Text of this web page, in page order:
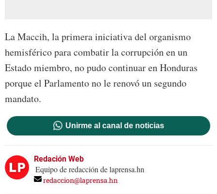
La Maccih, la primera iniciativa del organismo
hemisférico para combatir la corrupción en un
Estado miembro, no pudo continuar en Honduras
porque el Parlamento no le renovó un segundo
mandato.
Unirme al canal de noticias
Redación Web
Equipo de redacción de laprensa.hn
redaccion@laprensa.hn